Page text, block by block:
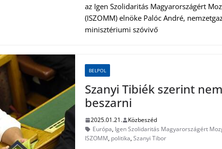
az Igen Szolidaritás Magyarországért
(ISZOMM) elnöke Palóc André,
minisztériumi szóvivő
BELPOL
Szanyi Tibiék szerint
beszarni
2025.01.21.
Közbeszéd
Európa, Igen Szolidaritás Magyarországért
ISZOMM, politika,Szanyi Tibor